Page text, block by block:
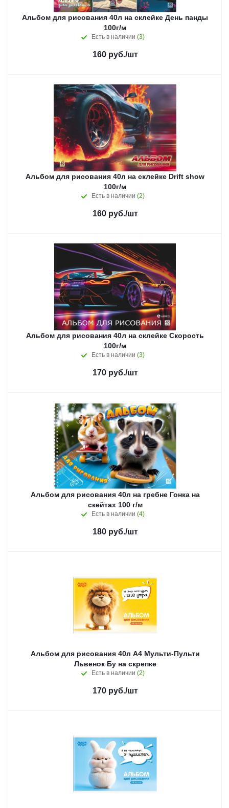
Альбом для рисования 40л на склейке День панды
100г/м
Есть в наличии (3)
160руб./шт
Альбом для рисования 40л на склейке Drift show
100г/м
Есть в наличии (2)
160руб./шт
Альбом для рисования 40л на склейке Скорость
100г/м
Есть в наличии (3)
170руб./шт
Альбом для рисования 40л на гребне Гонка на
скейтах 100 г/м
Есть в наличии (4)
180руб./шт
Альбом для рисования 40л А4 Мульти-Пульти
Львенок Бу на скрепке
Есть в наличии (2)
170руб./шт